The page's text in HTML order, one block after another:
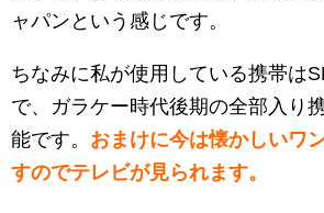
ャパンという感じです。
ちなみに私が使用している携帯は
で、ガラケー時代後期の全部入り
能です。 おまけに今は懐かしいワ
すのでテレビが見られます。